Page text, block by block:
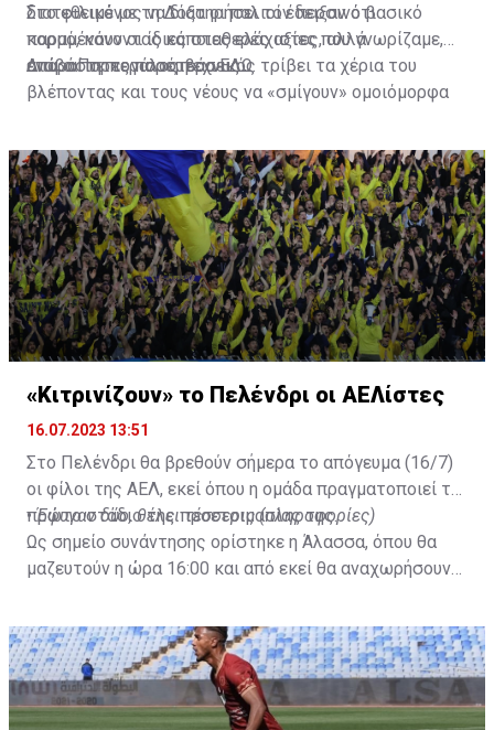
διατεθειμένος να διατηρήσει τον περσινό βασικό
κορμό, κάνοντας κάποιες ελάχιστες, αλλά
απαραίτητες παρεμβάσεις.
Στο φιλικό με τη Δόξα οι παλιοί έδειξαν ότι
παραμένουν οι ίδιες σταθερές αξίες που γνωρίζαμε,
ενώ ο Πορτογάλος τεχνικός τρίβει τα χέρια του
βλέποντας και τους νέους να «σμίγουν» ομοιόμορφα
Διαβάστε περισσότεραΕΔΩ.
«Κιτρινίζουν» το Πελένδρι οι ΑΕΛίστες
16.07.2023 13:51
Στο Πελένδρι θα βρεθούν σήμερα το απόγευμα (16/7)
οι φίλοι της ΑΕΛ, εκεί όπου η ομάδα πραγματοποιεί το
πρώτο στάδιο της προετοιμασίας της.
•Έφυγαν δύο, θέλει τέσσερις (πληροφορίες)
Ως σημείο συνάντησης ορίστηκε η Άλασσα, όπου θα
μαζευτούν η ώρα 16:00 και από εκεί θα αναχωρήσουν
της ομάδας.